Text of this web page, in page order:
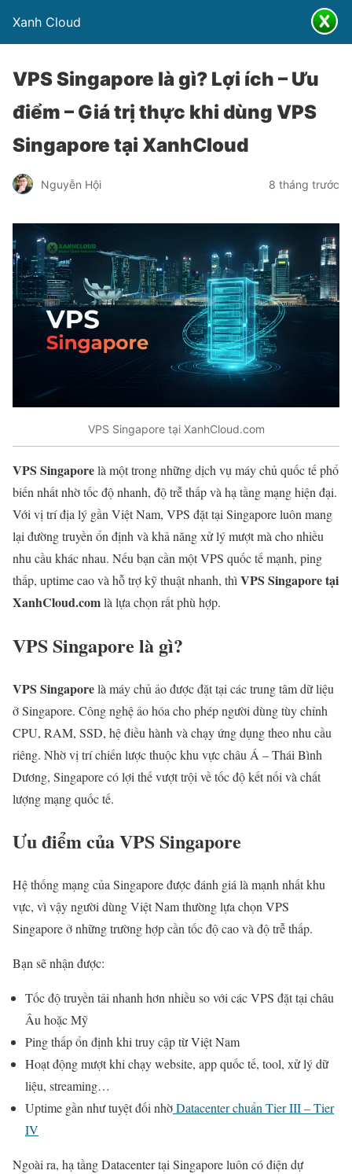
Xanh Cloud
VPS Singapore là gì? Lợi ích – Ưu
điểm – Giá trị thực khi dùng VPS
Singapore tại XanhCloud
Nguyễn Hội 8 tháng trước
VPS Singapore tại XanhCloud.com
VPS Singaporelà một trong những dịch vụ máy chủ quốc tế phổ
biến nhất nhờ tốc độ nhanh, độ trễ thấp và hạ tầng mạng hiện đại.
Với vị trí địa lý gần Việt Nam, VPS đặt tại Singapore luôn mang
lại đường truyền ổn định và khả năng xử lý mượt mà cho nhiều
nhu cầu khác nhau. Nếu bạn cần một VPS quốc tế mạnh, ping
thấp, uptime cao và hỗ trợ kỹ thuật nhanh, thì VPS Singapore tại
XanhCloud.comlà lựa chọn rất phù hợp.
VPS Singapore là gì?
VPS Singaporelà máy chủ ảo được đặt tại các trung tâm dữ liệu
ở Singapore. Công nghệ ảo hóa cho phép người dùng tùy chỉnh
CPU, RAM, SSD, hệ điều hành và chạy ứng dụng theo nhu cầu
riêng. Nhờ vị trí chiến lược thuộc khu vực châu Á – Thái Bình
Dương, Singapore có lợi thế vượt trội về tốc độ kết nối và chất
lượng mạng quốc tế.
Ưu điểm của VPS Singapore
Hệ thống mạng của Singapore được đánh giá là mạnh nhất khu
vực, vì vậy người dùng Việt Nam thường lựa chọn VPS
Singapore ở những trường hợp cần tốc độ cao và độ trễ thấp.
Bạn sẽ nhận được:
Tốc độ truyền tải nhanh hơn nhiều so với các VPS đặt tại châu
Âu hoặc Mỹ
Ping thấp ổn định khi truy cập từ Việt Nam
Hoạt động mượt khi chạy website, app quốc tế, tool, xử lý dữ
liệu, streaming…
Uptime gần như tuyệt đối nhờDatacenter chuẩn Tier III – Tier
IV
Ngoài ra, hạ tầng Datacenter tại Singapore luôn có điện dự